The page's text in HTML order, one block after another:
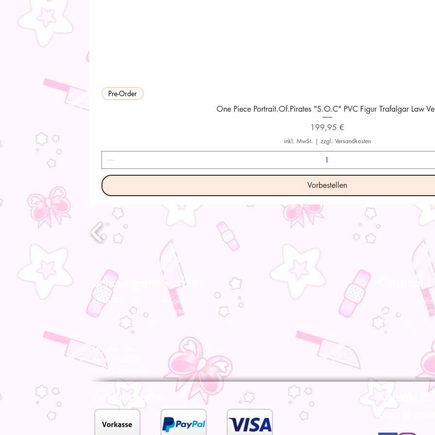
Pre-Order
One Piece Portrait.Of.Pirates "S.O.C" PVC Figur Trafalgar Law
Preis
199,95 €
inkl. MwSt. | zzgl. Versandkosten
Vorbestellen
Schaut gerne vorbei!
Ab Sofort sind wir auch Lokal für euch da!
Besucht uns gerne in unserem Store in Hildesheim,
Wir freuen uns stets auf neue Bekanntschaften!
Original
Bei uns findet
Bootleg/
Uns ist die
äußerst wichtig!
MiyoBoo Store
Bernwardstr. 9
31134 Hildesheim
Zahlungsarten
Kontakt &
Social